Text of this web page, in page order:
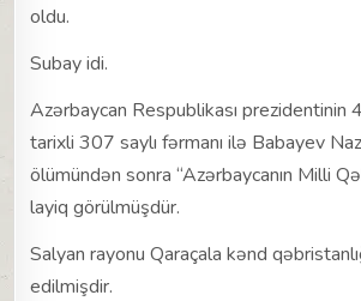
oldu.
Subay idi.
Azərbaycan Respublikası
tarixli 307 saylı fərmanı ilə Babayev
ölümündən sonra “Azərbaycanın Milli
layiq görülmüşdür.
Salyan rayonu Qaraçala kənd
edilmişdir.